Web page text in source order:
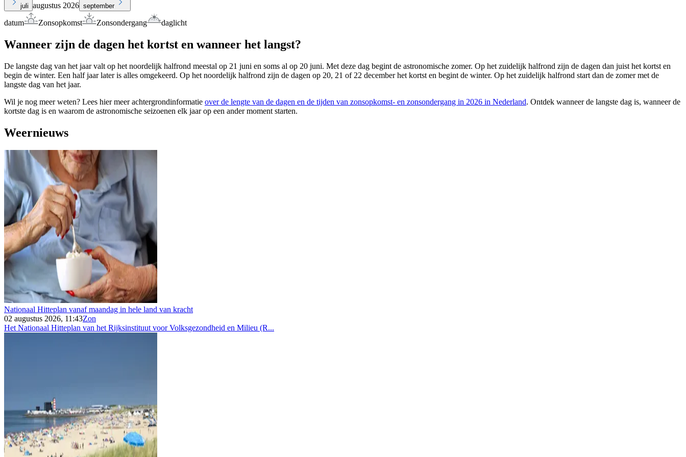
juli augustus 2026 september
datum Zonsopkomst Zonsondergang daglicht
Wanneer zijn de dagen het kortst en wanneer het langst?
De langste dag van het jaar valt op het noordelijk halfrond meestal op 21 juni en soms al op 20 juni. Met deze dag begint de astronomische zomer. Op het zuidelijk halfrond zijn de dagen dan juist het kortst en
begin de winter. Een half jaar later is alles omgekeerd. Op het noordelijk halfrond zijn de dagen op 20, 21 of 22 december het kortst en begint de winter. Op het zuidelijk halfrond start dan de zomer met de
langste dag van het jaar.
Wil je nog meer weten? Lees hier meer achtergrondinformatie over de lengte van de dagen en de tijden van zonsopkomst- en zonsondergang in 2026 in Nederland. Ontdek wanneer de langste dag is, wanneer de
kortste dag is en waarom de astronomische seizoenen elk jaar op een ander moment starten.
Weernieuws
Nationaal Hitteplan vanaf maandag in hele land van kracht
02 augustus 2026, 11:43Zon
Het Nationaal Hitteplan van het Rijksinstituut voor Volksgezondheid en Milieu (R...